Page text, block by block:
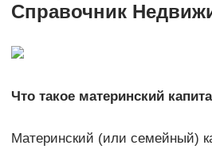
Справочник
Что такое материнский
Материнский (или семейный)